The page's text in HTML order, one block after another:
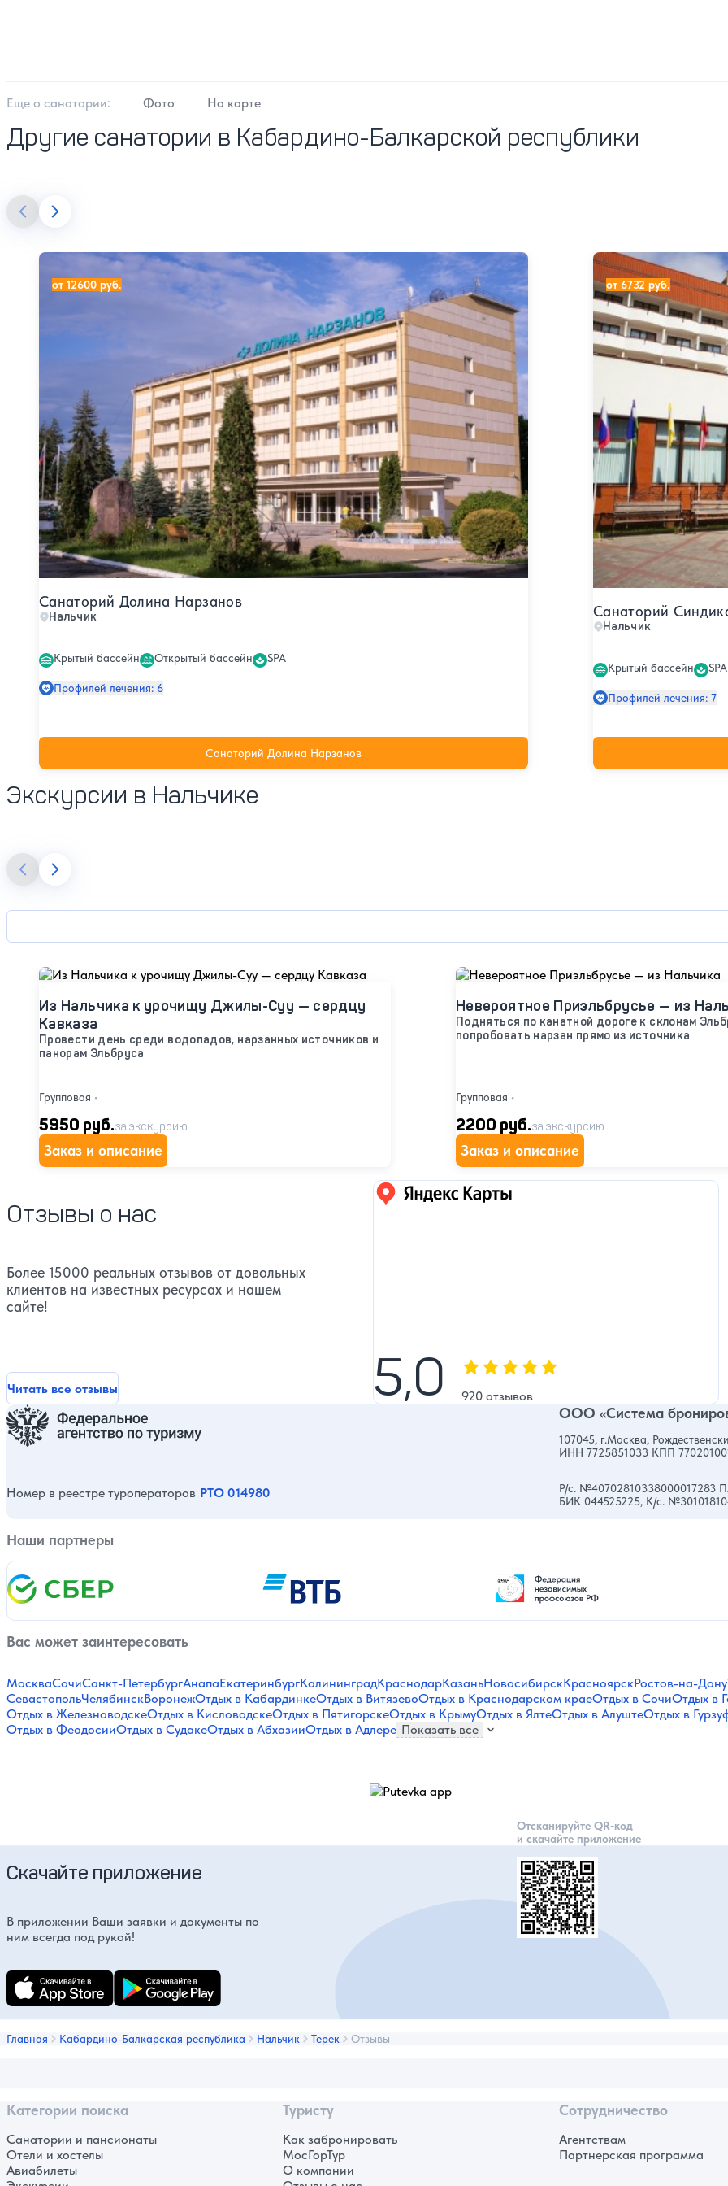
Еще о cанатории: Фото На карте
Другие санатории в Кабардино-Балкарской республики
Санаторий Долина Нарзанов
Нальчик
Крытый бассейн Открытый бассейн SPA
Профилей лечения: 6
Санаторий Долина Нарзанов
Санаторий Долина Нарзанов
от 12600 руб.
Санаторий
Нальчик
Крытый бассейн SPA
Профилей лечения: 7
Санаторий Синдика
от 6732 руб.
Экскурсии в Нальчике
Из Нальчика к урочищу Джилы-Суу — сердцу
Кавказа
Провести день среди водопадов, нарзанных источников и
панорам Эльбруса
Групповая •
5950 руб.за экскурсию
Заказ и описание
Невероятное Приэльбрусье — из
Подняться по канатной дороге к склонам
попробовать нарзан прямо из источника
Групповая •
2200 руб.за экскурсию
Заказ и описание
Отзывы о нас
Более 15000 реальных отзывов от довольных
клиентов на известных ресурсах и нашем
сайте!
Читать все отзывы
Яндекс карты
5,0 Оценка, количество звезд:
920 отзывов
Номер в реестре туроператоров РТО 014980
ООО «Система
107045, г.Москва,
ИНН 7725851033 КПП
Р/с. №40702810338000017283
БИК 044525225, К/с.
Наши партнеры
Вас может заинтересовать
МоскваСочиСанкт-ПетербургАнапаЕкатеринбургКалининградКраснодарКазаньНовосибирскКрасноярскРостов-на-Дону
СевастопольЧелябинскВоронежОтдых в КабардинкеОтдых в ВитязевоОтдых в Краснодарском краеОтдых в СочиОтдых в
Отдых в ЖелезноводскеОтдых в КисловодскеОтдых в ПятигорскеОтдых в КрымуОтдых в ЯлтеОтдых в АлуштеОтдых в
Отдых в ФеодосииОтдых в СудакеОтдых в АбхазииОтдых в Адлере Показать все
Скачайте приложение
В приложении Ваши заявки и документы по
ним всегда под рукой!
Отсканируйте QR-код
и скачайте приложение
Главная Кабардино-Балкарская республика Нальчик Терек Отзывы
Категории поиска
Санатории и пансионаты
Отели и хостелы
Авиабилеты
Туристу
Как забронировать
МосГорТур
О компании
Сотрудничество
Агентствам
Партнерская программа